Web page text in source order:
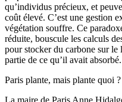
qu’individus précieux, et
coût élevé. C’est une gestion
végétation souffre. Ce
réduite, bouscule les calculs
pour stocker du carbone sur
partie de ce qu’il avait absorbé.
Paris plante, mais plante quoi ?